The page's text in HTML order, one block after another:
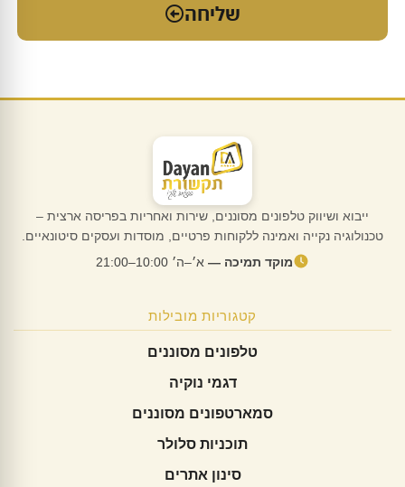
שליחה
ייבוא ושיווק טלפונים מסוננים, שירות ואחריות בפריסה ארצית –
טכנולוגיה נקייה ואמינה ללקוחות פרטיים, מוסדות ועסקים סיטונאיים.
מוקד תמיכה — א׳–ה׳ 10:00–21:00
קטגוריות מובילות
טלפונים מסוננים
דגמי נוקיה
סמארטפונים מסוננים
תוכניות סלולר
סינון אתרים